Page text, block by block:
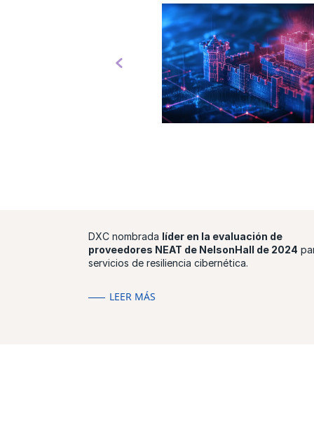
Previous
DXC nombrada líder en la evaluación de
proveedores NEAT de NelsonHall de 2024
servicios de resiliencia cibernética.
LEER MÁS